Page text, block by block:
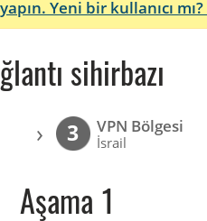
yapın. Yeni bir kullanıcı mı?
sihirbazı
› 3 VPN Bölgesi
İsrail
Aşama 1